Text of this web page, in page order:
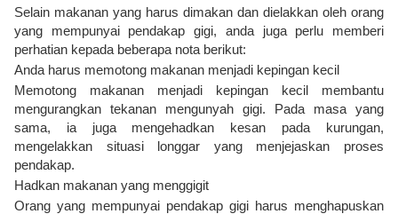
Selain makanan yang harus dimakan dan dielakkan oleh orang
yang mempunyai pendakap gigi, anda juga perlu memberi
perhatian kepada beberapa nota berikut:
Anda harus memotong makanan menjadi kepingan kecil
Memotong makanan menjadi kepingan kecil membantu
mengurangkan tekanan mengunyah gigi. Pada masa yang
sama, ia juga mengehadkan kesan pada kurungan,
mengelakkan situasi longgar yang menjejaskan proses
pendakap.
Hadkan makanan yang menggigit
Orang yang mempunyai pendakap gigi harus menghapuskan